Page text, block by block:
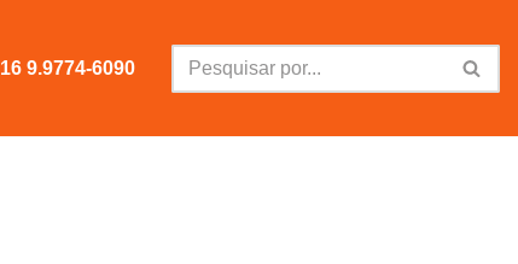
16 9.9774-6090